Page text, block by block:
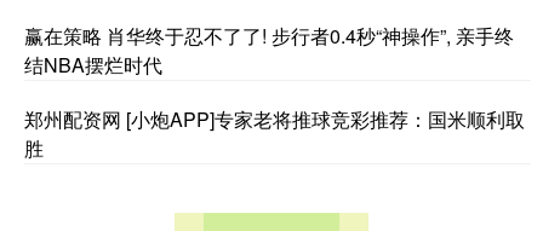
赢在策略 肖华终于忍不了了! 步行者0.4秒“神操作”, 亲手终
结NBA摆烂时代
郑州配资网 [小炮APP]专家老将推球竞彩推荐：国米顺利取
胜